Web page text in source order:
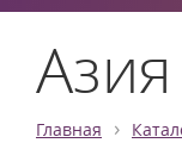
Азия
Главная ›